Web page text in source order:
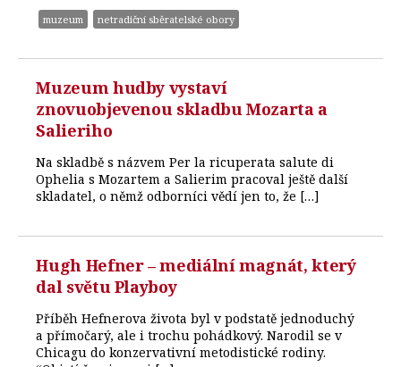
muzeum netradiční sběratelské obory
Muzeum hudby vystaví
znovuobjevenou skladbu Mozarta a
Salieriho
Na skladbě s názvem Per la ricuperata salute di
Ophelia s Mozartem a Salierim pracoval ještě další
skladatel, o němž odborníci vědí jen to, že […]
Hugh Hefner – mediální magnát, který
dal světu Playboy
Příběh Hefnerova života byl v podstatě jednoduchý
a přímočarý, ale i trochu pohádkový. Narodil se v
Chicagu do konzervativní metodistické rodiny.